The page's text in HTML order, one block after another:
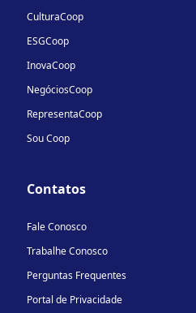
CulturaCoop
ESGCoop
InovaCoop
NegóciosCoop
RepresentaCoop
Sou Coop
Contatos
Fale Conosco
Trabalhe Conosco
Perguntas Frequentes
Portal de Privacidade